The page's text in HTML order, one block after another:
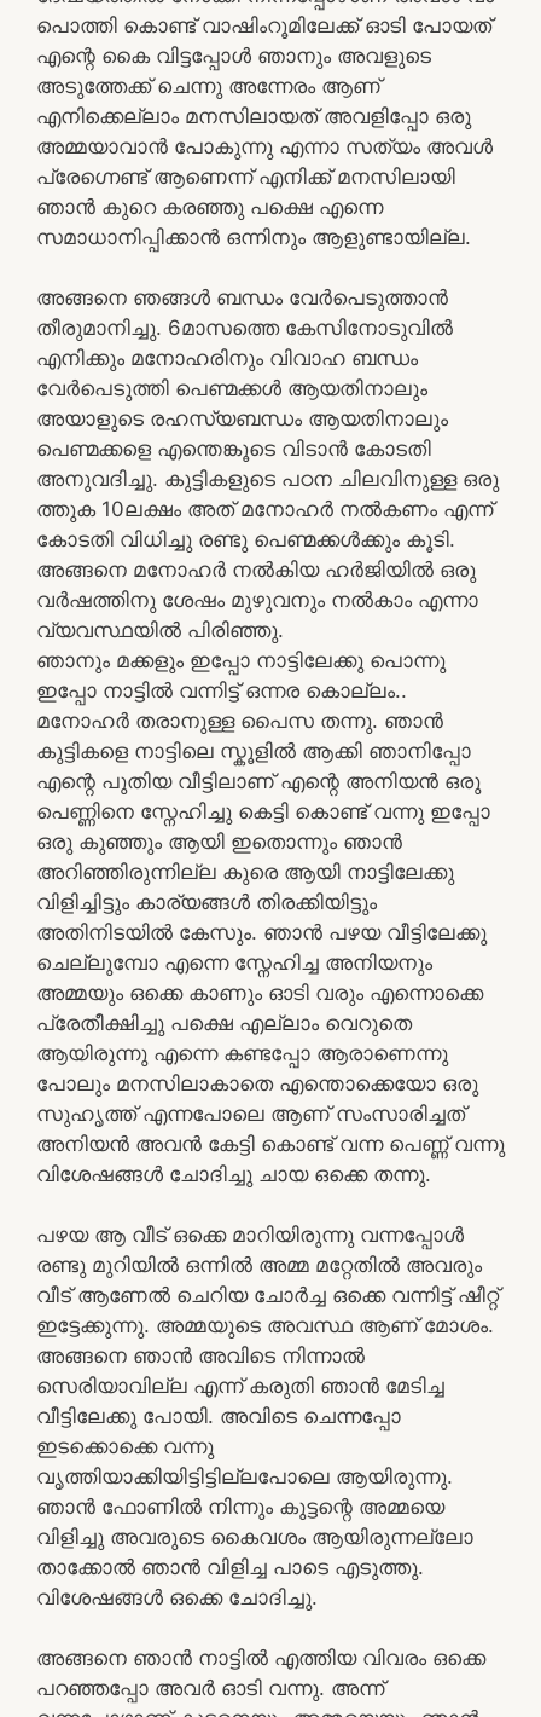
പൊത്തി കൊണ്ട് വാഷിംറൂമിലേക്ക് ഓടി പോയത്
എന്റെ കൈ വിട്ടപ്പോൾ ഞാനും അവളുടെ
അടുത്തേക്ക് ചെന്നു അന്നേരം ആണ്
എനിക്കെല്ലാം മനസിലായത് അവളിപ്പോ ഒരു
അമ്മയാവാൻ പോകുന്നു എന്നാ സത്യം അവൾ
പ്രേഗ്നെണ്ട് ആണെന്ന് എനിക്ക് മനസിലായി
ഞാൻ കുറെ കരഞ്ഞു പക്ഷെ എന്നെ
സമാധാനിപ്പിക്കാൻ ഒന്നിനും ആളുണ്ടായില്ല.
അങ്ങനെ ഞങ്ങൾ ബന്ധം വേർപെടുത്താൻ
തീരുമാനിച്ചു. 6മാസത്തെ കേസിനോടുവിൽ
എനിക്കും മനോഹരിനും വിവാഹ ബന്ധം
വേർപെടുത്തി പെണ്മക്കൾ ആയതിനാലും
അയാളുടെ രഹസ്യബന്ധം ആയതിനാലും
പെണ്മക്കളെ എന്തെങ്കൂടെ വിടാൻ കോടതി
അനുവദിച്ചു. കുട്ടികളുടെ പഠന ചിലവിനുള്ള ഒരു
ത്തുക 10ലക്ഷം അത് മനോഹർ നൽകണം എന്ന്
കോടതി വിധിച്ചു രണ്ടു പെണ്മക്കൾക്കും കൂടി.
അങ്ങനെ മനോഹർ നൽകിയ ഹർജിയിൽ ഒരു
വർഷത്തിനു ശേഷം മുഴുവനും നൽകാം എന്നാ
വ്യവസ്ഥയിൽ പിരിഞ്ഞു.
ഞാനും മക്കളും ഇപ്പോ നാട്ടിലേക്കു പൊന്നു
ഇപ്പോ നാട്ടിൽ വന്നിട്ട് ഒന്നര കൊല്ലം..
മനോഹർ തരാനുള്ള പൈസ തന്നു. ഞാൻ
കുട്ടികളെ നാട്ടിലെ സ്കൂളിൽ ആക്കി ഞാനിപ്പോ
എന്റെ പുതിയ വീട്ടിലാണ് എന്റെ അനിയൻ ഒരു
പെണ്ണിനെ സ്നേഹിച്ചു കെട്ടി കൊണ്ട് വന്നു ഇപ്പോ
ഒരു കുഞ്ഞും ആയി ഇതൊന്നും ഞാൻ
അറിഞ്ഞിരുന്നില്ല കുരെ ആയി നാട്ടിലേക്കു
വിളിച്ചിട്ടും കാര്യങ്ങൾ തിരക്കിയിട്ടും
അതിനിടയിൽ കേസും. ഞാൻ പഴയ വീട്ടിലേക്കു
ചെല്ലുമ്പോ എന്നെ സ്നേഹിച്ച അനിയനും
അമ്മയും ഒക്കെ കാണും ഓടി വരും എന്നൊക്കെ
പ്രേതീക്ഷിച്ചു പക്ഷെ എല്ലാം വെറുതെ
ആയിരുന്നു എന്നെ കണ്ടപ്പോ ആരാണെന്നു
പോലും മനസിലാകാതെ എന്തൊക്കെയോ ഒരു
സുഹൃത്ത് എന്നപോലെ ആണ് സംസാരിച്ചത്
അനിയൻ അവൻ കേട്ടി കൊണ്ട് വന്ന പെണ്ണ് വന്നു
വിശേഷങ്ങൾ ചോദിച്ചു ചായ ഒക്കെ തന്നു.
പഴയ ആ വീട് ഒക്കെ മാറിയിരുന്നു വന്നപ്പോൾ
രണ്ടു മുറിയിൽ ഒന്നിൽ അമ്മ മറ്റേതിൽ അവരും
വീട് ആണേൽ ചെറിയ ചോർച്ച ഒക്കെ വന്നിട്ട് ഷീറ്റ്
ഇട്ടേക്കുന്നു. അമ്മയുടെ അവസ്ഥ ആണ് മോശം.
അങ്ങനെ ഞാൻ അവിടെ നിന്നാൽ
സെരിയാവില്ല എന്ന് കരുതി ഞാൻ മേടിച്ച
വീട്ടിലേക്കു പോയി. അവിടെ ചെന്നപ്പോ
ഇടക്കൊക്കെ വന്നു
വൃത്തിയാക്കിയിട്ടിട്ടില്ലപോലെ ആയിരുന്നു.
ഞാൻ ഫോണിൽ നിന്നും കുട്ടന്റെ അമ്മയെ
വിളിച്ചു അവരുടെ കൈവശം ആയിരുന്നല്ലോ
താക്കോൽ ഞാൻ വിളിച്ച പാടെ എടുത്തു.
വിശേഷങ്ങൾ ഒക്കെ ചോദിച്ചു.
അങ്ങനെ ഞാൻ നാട്ടിൽ എത്തിയ വിവരം ഒക്കെ
പറഞ്ഞപ്പോ അവർ ഓടി വന്നു. അന്ന്